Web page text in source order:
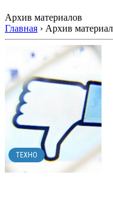
Архив материалов
Главная › Архив
ТЕХНО